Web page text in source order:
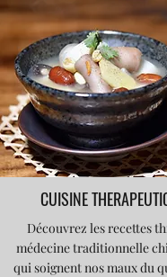
CUISINE
Découvrez les recettes
médecine traditionnelle
qui soignent nos maux du